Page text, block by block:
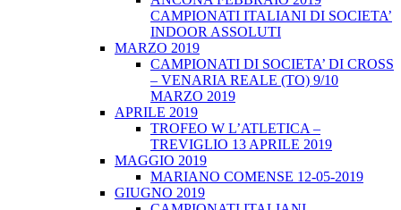
CAMPIONATI ITALIANI DI SOCIETA’
INDOOR ASSOLUTI
MARZO 2019
CAMPIONATI DI SOCIETA’ DI CROSS
– VENARIA REALE (TO) 9/10
MARZO 2019
APRILE 2019
TROFEO W L’ATLETICA –
TREVIGLIO 13 APRILE 2019
MAGGIO 2019
MARIANO COMENSE 12-05-2019
GIUGNO 2019